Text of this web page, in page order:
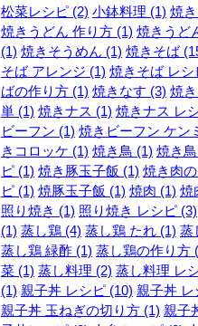
松菜レシピ (2) 小鉢料理 (1) 焼
焼きうどん 作り方 (1) 焼きうど
(1) 焼きそうめん (1) 焼きそば
そば アレンジ (1) 焼きそば レシ
ばの作り方 (1) 焼きなす (3) 焼
単 (1) 焼きナス (1) 焼きナス レ
ビーフン (1) 焼きビーフン ケン
きコロッケ (1) 焼き鳥 (1) 焼き
ピ (1) 焼き豚玉子飯 (1) 焼き肉
ピ (1) 焼豚玉子飯 (1) 焼肉 (1) 焼
照り焼き (1) 照り焼き レシピ (3)
(1) 蒸し鶏 (4) 蒸し鶏 たれ (1) 蒸
蒸し鶏 緑酢 (1) 蒸し鶏の作り方
菜 (1) 蒸し料理 (2) 蒸し料理 レ
(1) 親子丼 レシピ (10) 親子丼
親子丼 玉ねぎの切り方 (1) 親子